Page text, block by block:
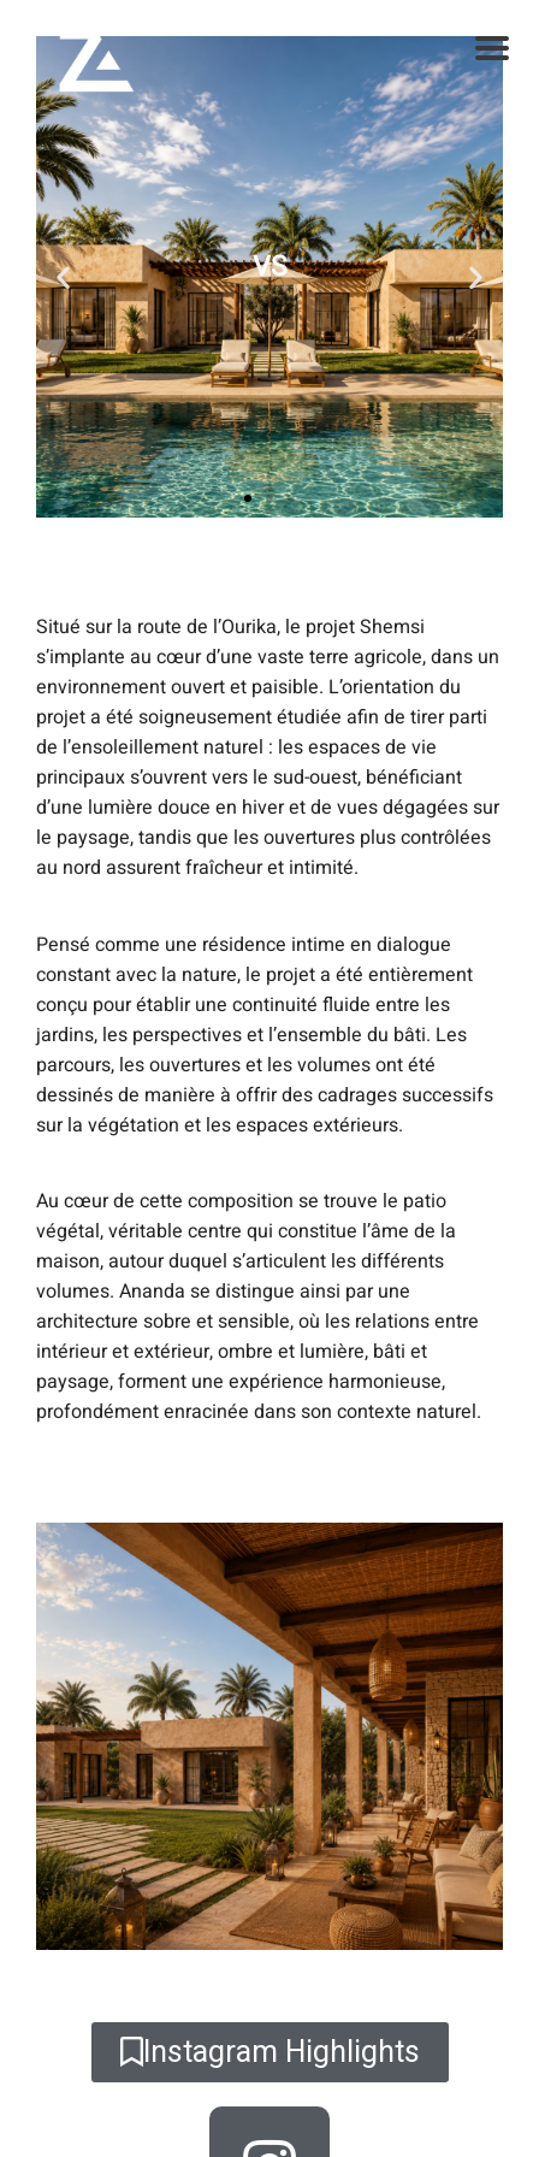
Situé sur la route de l’Ourika, le projet Shemsi
s’implante au cœur d’une vaste terre agricole, dans un
environnement ouvert et paisible. L’orientation du
projet a été soigneusement étudiée afin de tirer parti
de l’ensoleillement naturel : les espaces de vie
principaux s’ouvrent vers le sud-ouest, bénéficiant
d’une lumière douce en hiver et de vues dégagées sur
le paysage, tandis que les ouvertures plus contrôlées
au nord assurent fraîcheur et intimité.
Pensé comme une résidence intime en dialogue
constant avec la nature, le projet a été entièrement
conçu pour établir une continuité fluide entre les
jardins, les perspectives et l’ensemble du bâti. Les
parcours, les ouvertures et les volumes ont été
dessinés de manière à offrir des cadrages successifs
sur la végétation et les espaces extérieurs.
Au cœur de cette composition se trouve le patio
végétal, véritable centre qui constitue l’âme de la
maison, autour duquel s’articulent les différents
volumes. Ananda se distingue ainsi par une
architecture sobre et sensible, où les relations entre
intérieur et extérieur, ombre et lumière, bâti et
paysage, forment une expérience harmonieuse,
profondément enracinée dans son contexte naturel.
Instagram Highlights